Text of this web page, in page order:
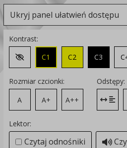
Ukryj panel ułatwień dostępu
Kontrast:
Zmień kontrast na domyślny
C1 C2 C3
Rozmiar czcionki:
A
A+ A++
Odstępy:
Lektor:
Czytaj odnośniki